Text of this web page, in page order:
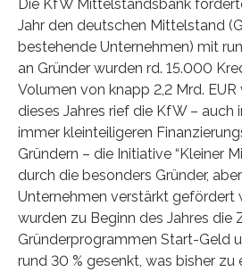
Die KfW Mittelstandsbank
Jahr den deutschen Mittelstand
bestehende Unternehmen) mit
an Gründer wurden rd. 15.000
Volumen von knapp 2,2 Mrd.
dieses Jahres rief die KfW – auch
immer kleinteiligeren
Gründern – die Initiative “Kleiner
durch die besonders Gründer,
Unternehmen verstärkt gefördert
wurden zu Beginn des Jahres die
Gründerprogrammen Start-Geld
rund 30 % gesenkt, was bisher zu